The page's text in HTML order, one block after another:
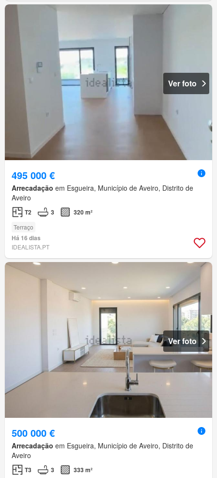
Ver foto
495 000 €
Arrecadação em Esgueira, Município de Aveiro, Distrito de
Aveiro
T2 3 320 m²
Terraço
Há 16 dias
IDEALISTA.PT
Ver foto
500 000 €
Arrecadação em Esgueira, Município de Aveiro, Distrito de
Aveiro
T3 3
333 m²